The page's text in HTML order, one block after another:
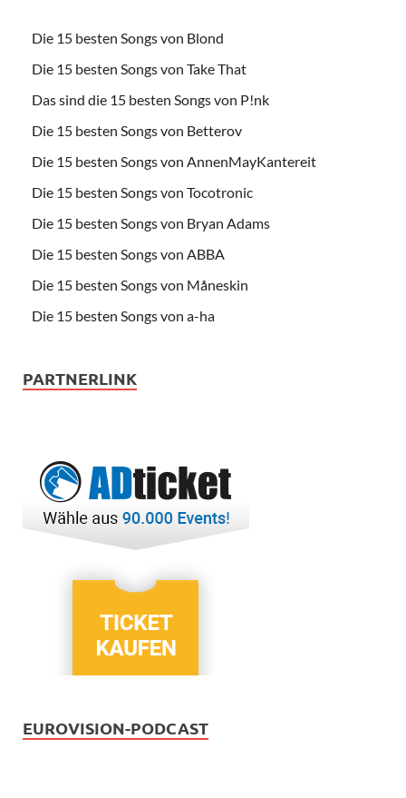
Die 15 besten Songs von Blond
Die 15 besten Songs von Take That
Das sind die 15 besten Songs von P!nk
Die 15 besten Songs von Betterov
Die 15 besten Songs von AnnenMayKantereit
Die 15 besten Songs von Tocotronic
Die 15 besten Songs von Bryan Adams
Die 15 besten Songs von ABBA
Die 15 besten Songs von Måneskin
Die 15 besten Songs von a-ha
PARTNERLINK
EUROVISION-PODCAST